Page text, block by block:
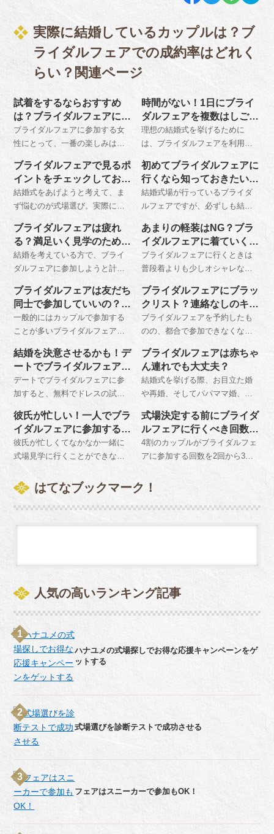
実際に結婚しているカップルは？ブ
ライダルフェアでの成約率はどれく
らい？関連ページ
試着をするならおすすめ
は？ブライダルフェアに行
く際の髪型
ブライダルフェアに参加する女
性にとって、一番の楽しみはド
す。その際のヘアメイクについ
ては、お呼ばれ程度でよいでし
ょう。体験ができるところもあ
ります。
時間がない！1日にブライ
ダルフェアを複数はしごす
る
理想の結婚式を挙げるために
は、ブライダルフェアを利用し
おすすめです。可能であるなら
ば一日に複数の会場をはしごし
て、サンプル数を増やしておき
ましょう。
ブライダルフェアで見るポ
イントをチェックしてお
く！
結婚式をあげようと考えて、ま
ず悩むのが式場選び。実際にブ
も、魅力的な式場がたくさんあ
りすぎて、余計に悩んでしまう
ということもあるのではないで
しょうか。参加前に自分たちの
チェックリストを作成し、必ず
持参するようにしましょう。
初めてブライダルフェアに
行くなら知っておきたいマ
ナー
結婚式場が行っているブライダ
ルフェアですが、必ずしも結婚
参加することができないという
ものではありません。しかし参
加する上ではマナーがあるとい
うことも知っておく必要があり
ます。
ブライダルフェアは疲れ
る？満足いく見学のために
知っておきたいこと
結婚を考えている方で、ブライ
ダルフェアに参加しようと計画
と疲れるだけで終わってしまう
ことになりかねないので、事前
に心構えを持っておくことをお
勧めします。
あまりの軽装はNG？ブラ
イダルフェアに着ていくべ
き服装は？
ブライダルフェアに行くときは
普段着よりも少しオシャレな服
羽織れる上着、秋冬なら軽めの
コートがあると重宝します。持
ち物はカメラ、ペンとメモ帳、
電卓は忘れずに、大きめのカバ
ンかトートバッグに入れて持参
しましょう。
ブライダルフェアは友だち
同士で参加していいの？女
性同士で参加するメリット
は？
一般的にはカップルで参加する
ことが多いブライダルフェアで
性同士で行った方がより得られ
るものがたくさんあります。そ
の反面注意しなければならない
こともあるということを忘れて
はなりません。
ブライダルフェアにブラッ
クリスト？連絡なしのキャ
ンセルはNG！
ブライダルフェアを予約したも
のの、都合で参加できなくなっ
旨を式場側に伝えます。無断で
欠席してしまうとブラックリス
ト入りしてしまい、再予約を断
られてしまうことがあるので注
意が必要です。
結婚を決意させるかも！デ
ートでブライダルフェアを
楽しむポイント
デートでブライダルフェアに参
加すると、無料でドレスの試着
などを体験することができ、結
婚への意識が高まります。 参加
するときは事前予約をしておく
ことをおすすめします。
ブライダルフェアは赤ちゃ
ん連れでも大丈夫？
結婚式を挙げる際、お目立た婚
や再婚、そしてパパママ婚、フ
います。その上で赤ちゃん連れ
でもＯＫの専門的なブライダル
フェアなら安心です。
彼氏が忙しい！一人でブラ
イダルフェアに参加する際
の注意点
彼氏が忙しくてなかなか一緒に
式場見学に行くことができない
かしブライダルフェアは決して
カップルで行かなければならな
いものではありません。一人で
もしっかりと相談にのってくれ
式場決定する前にブライダ
ルフェアに行くべき回数
は？
4割のカップルがブライダルフェ
アに参加する回数を2回から3回
けるのは人気の高い会場にし
くのがおすすめです。
はてなブックマーク！
人気の高いランキング記事
ハナユメの式場探しでお得な応援キャンペーンをゲ
ットする
式場選びを診断テストで成功させる
フェアはスニーカーで参加もOK！